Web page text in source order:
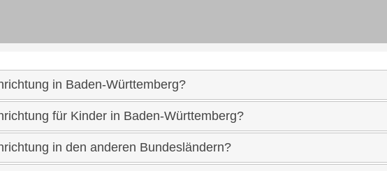
in Baden-Württemberg?
für Kinder in Baden-Württemberg?
in den anderen Bundesländern?